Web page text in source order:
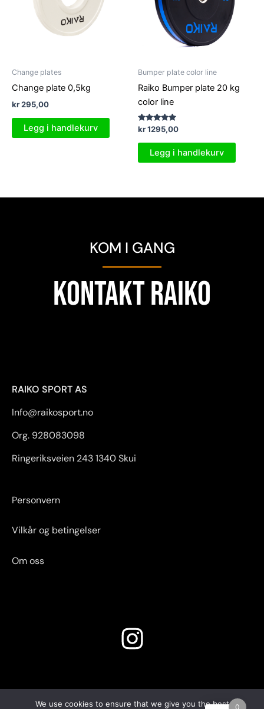
Change plates
Change plate 0,5kg
kr295,00
Legg i handlekurv
Bumper plate color line
Raiko Bumper plate 20 kg
color line
Vurdert
av 5
kr1295,00
Legg i handlekurv
KOM I GANG
KONTAKT RAIKO
RAIKO SPORT AS
Info@raikosport.no
Org. 928083098
Ringeriksveien 243 1340 Skui
Personvern
Vilkår og betingelser
Om oss
I
s
0
We use cookies to ensure that we give you the best